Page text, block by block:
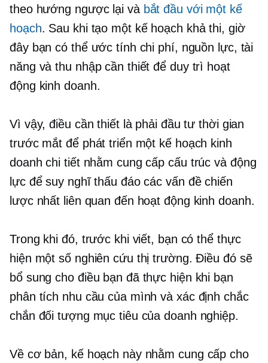
theo hướng ngược lại và bắt đầu với một kế
hoạch. Sau khi tạo một kế hoạch khả thi, giờ
đây bạn có thể ước tính chi phí, nguồn lực, tài
năng và thu nhập cần thiết để duy trì hoạt
động kinh doanh.
Vì vậy, điều cần thiết là phải đầu tư thời gian
trước mắt để phát triển một kế hoạch kinh
doanh chi tiết nhằm cung cấp cấu trúc và động
lực để suy nghĩ thấu đáo các vấn đề chiến
lược nhất liên quan đến hoạt động kinh doanh.
Trong khi đó, trước khi viết, bạn có thể thực
hiện một số nghiên cứu thị trường. Điều đó sẽ
bổ sung cho điều bạn đã thực hiện khi bạn
phân tích nhu cầu của mình và xác định chắc
chắn đối tượng mục tiêu của doanh nghiệp.
Về cơ bản, kế hoạch này nhằm cung cấp cho